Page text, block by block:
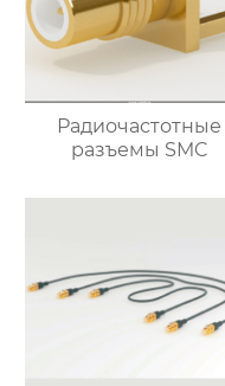
Радиочастотные
разъемы SMC